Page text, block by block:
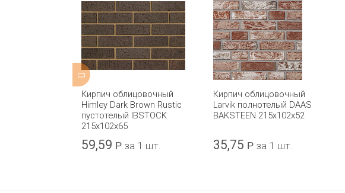
Кирпич облицовочный
Himley Dark Brown Rustic
пустотелый IBSTOCK
215x102x65
59,59 Р за 1 шт.
Кирпич облицовочный
Larvik полнотелый DAAS
BAKSTEEN 215x102x52
35,75 Р за 1 шт.